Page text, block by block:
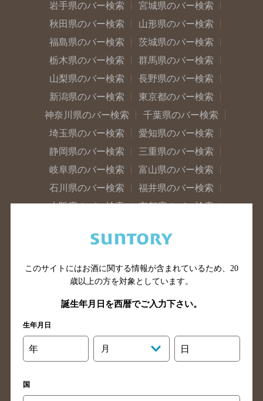
岩手県のバー検索
宮城県のバー検索
秋田県のバー検索
山形県のバー検索
福島県のバー検索
茨城県のバー検索
栃木県のバー検索
群馬県のバー検索
山梨県のバー検索
長野県のバー検索
新潟県のバー検索
東京都のバー検索
神奈川県のバー検索
千葉県のバー検索
埼玉県のバー検索
愛知県のバー検索
静岡県のバー検索
三重県のバー検索
岐阜県のバー検索
富山県のバー検索
石川県のバー検索
福井県のバー検索
大阪府のバー検索
京都府のバー検索
滋賀県のバー検索
和歌山県のバー検索
山口県のバー検索
鳥取県のバー検索
島根県のバー検索
徳島県のバー検索
高知県のバー検索
福岡県のバー検索
長崎県のバー検索
佐賀県のバー検索
このサイトにはお酒に関する情報が含まれているため、 20
歳以上の方を対象としています。
誕生年月日を西暦でご入力下さい。
生年月日
年 月 日
国